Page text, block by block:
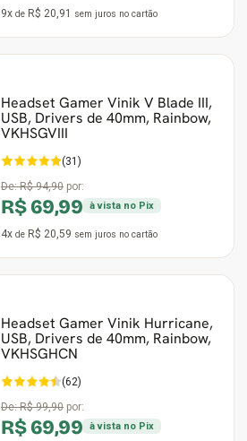
9x de R$ 20,91 sem juros no cartão
Headset Gamer Vinik V Blade III,
USB, Drivers de 40mm, Rainbow,
VKHSGVIII
(31)
De:R$ 94,90 por:
R$ 69,99 à vista no Pix
4x de R$ 20,59 sem juros no cartão
Headset Gamer Vinik Hurricane,
USB, Drivers de 40mm, Rainbow,
VKHSGHCN
(62)
De:R$ 99,90 por:
R$ 69,99 à vista no Pix